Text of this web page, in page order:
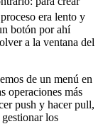
era lento y
botón por ahí
a la ventana del
de un menú en
operaciones más
push y hacer pull,
los